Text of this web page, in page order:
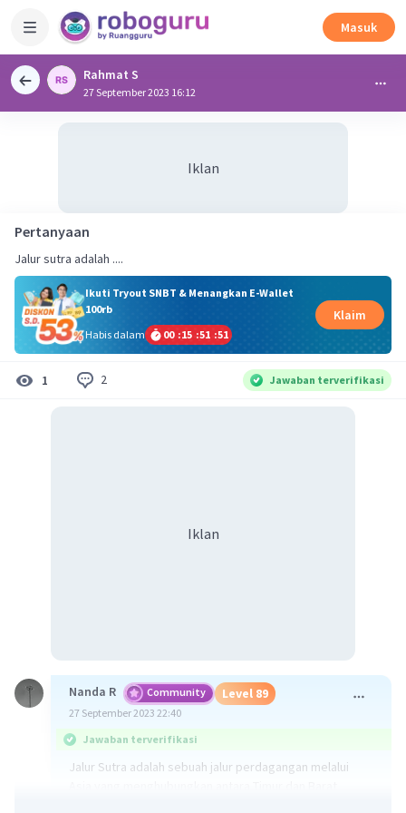
Masuk
Rahmat S
27 September 2023 16:12
Iklan
Pertanyaan
Jalur sutra adalah ....
Ikuti Tryout SNBT & Menangkan E-Wallet
100rb
Habis dalam
00 :15 :51 :51
Klaim
1 2 Jawaban terverifikasi
Iklan
Nanda R Community Level 89
27 September 2023 22:40
Jawaban terverifikasi
Jalur Sutra adalah sebuah jalur perdagangan melalui